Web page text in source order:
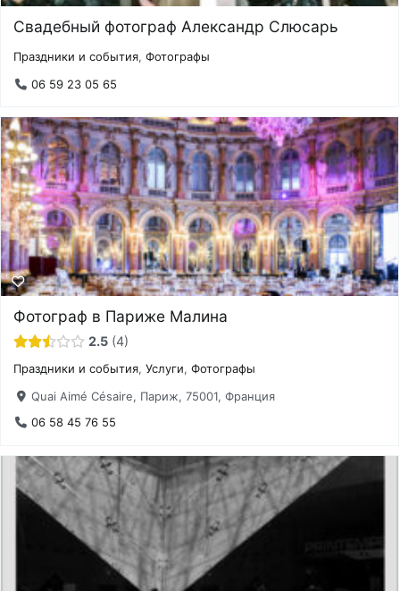
Свадебный фотограф Александр Слюсарь
Праздники и события,Фотографы
06 59 23 05 65
Фотограф в Париже Малина
2.5 4
Праздники и события,Услуги,Фотографы
Quai Aimé Césaire, Париж, 75001, Франция
06 58 45 76 55